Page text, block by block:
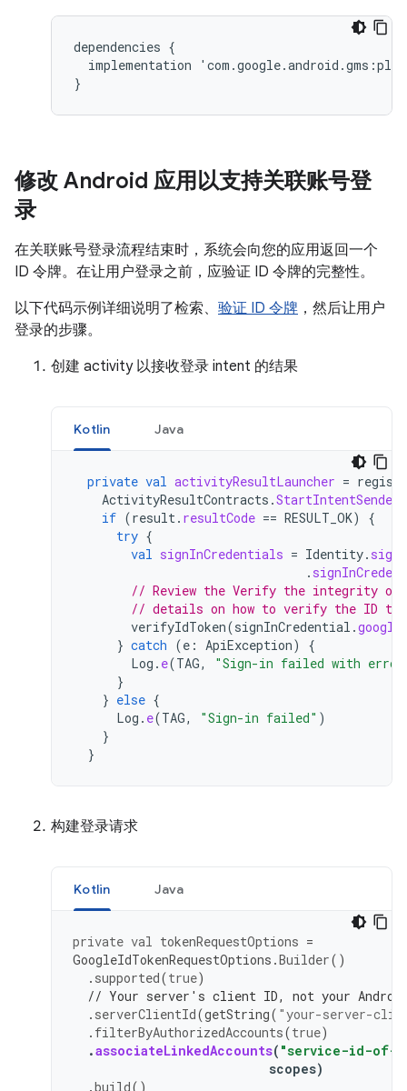
dependencies {
implementation
' com .google.android .gms :play
}
修改 Android 应用以支持关联账号登
录
在关联账号登录流程结束时，系统会向您的应用返回一个
ID 令牌。在让用户登录之前，应验证 ID 令牌的完整性。
以下代码示例详细说明了检索、 验证 ID 令牌 ，然后让用户
登录的步骤。
创建 activity 以接收登录 intent 的结果
Kotlin Java
private val activityResultLauncher =
ActivityResultContracts .
if (result. resultCode == RESULT_OK)
{
try {
val signInCredentials = Identity.
.
// Review the Verify the integrity of
// details on how to verify the ID
verifyIdToken(signInCredential .
} catch (e : ApiException)
{
Log . e(TAG,
"Sign-in failed with error
}
} else {
Log . e(TAG, "Sign-in failed" )
}
}
构建登录请求
Kotlin Java
private val tokenRequestOptions =
GoogleIdTokenRequestOptions .Builder()
. supported(true)
// Your server's client ID, not your
. serverClientId(getString( "your-server-
. filterByAuthorizedAccounts(true)
.associateLinkedAccounts( "service-id-of-
scopes)
.build()